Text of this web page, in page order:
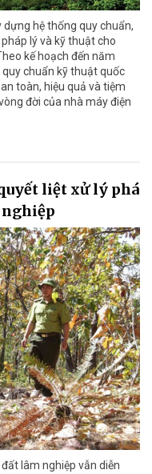
hệ thống quy chuẩn,
lý và kỹ thuật cho
kế hoạch đến năm
quy chuẩn kỹ thuật quốc
toàn, hiệu quả và tiệm
đời của nhà máy điện
liệt xử lý phá
lâm nghiệp vẫn diễn